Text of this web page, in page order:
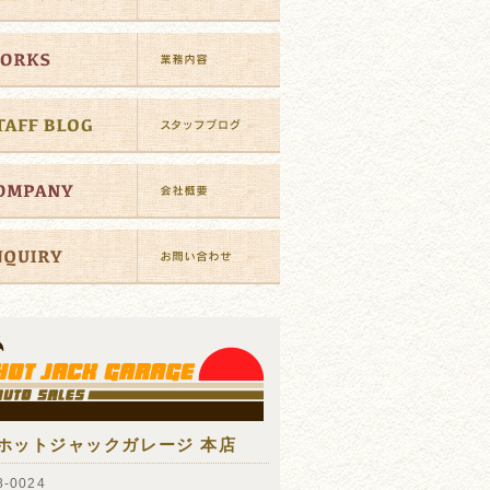
ットジャックガレージ 本店
0024